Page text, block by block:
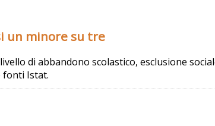
un minore su tre
di abbandono scolastico, esclusione
fonti Istat.